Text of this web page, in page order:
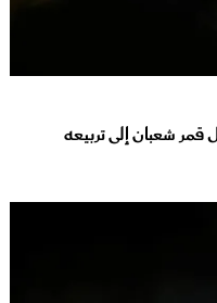
شعبان إلى تربيعه